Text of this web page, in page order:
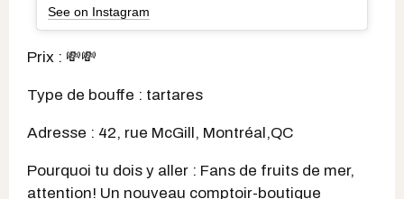
See on Instagram
Prix : 💸💸
Type de bouffe : tartares
Adresse : 42, rue McGill, Montréal,QC
Pourquoi tu dois y aller : Fans de fruits de mer,
attention! Un nouveau comptoir-boutique